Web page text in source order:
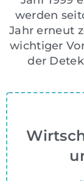
werden
Jahr erneut
wichtiger
der